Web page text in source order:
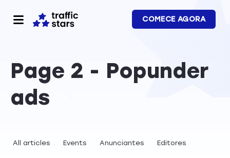
COMECE AGORA
Page 2 - Popunder
ads
All articles Events Anunciantes Editores